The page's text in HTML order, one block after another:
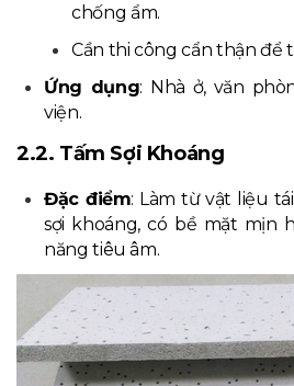
chống ẩm.
Cần thi công cẩn thận để
Ứng dụng: Nhà ở, văn
viện.
2.2. Tấm Sợi Khoáng
Đặc điểm: Làm từ vật liệu
sợi khoáng, có bề mặt mịn
năng tiêu âm.